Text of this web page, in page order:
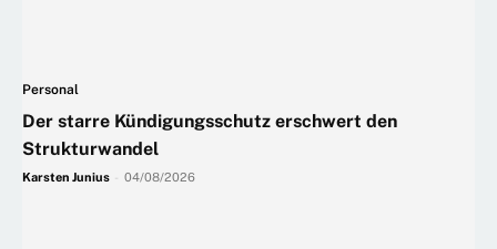
Personal
Der starre Kündigungsschutz erschwert den
Strukturwandel
Karsten Junius 04/08/2026